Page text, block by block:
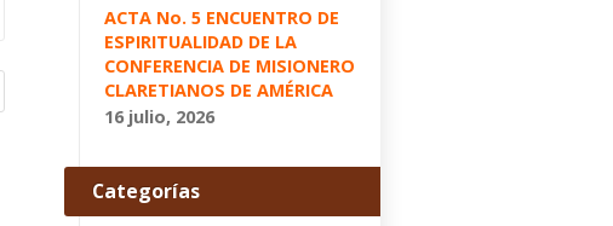
ACTA No. 5 ENCUENTRO DE
ESPIRITUALIDAD DE LA
CONFERENCIA DE MISIONERO
CLARETIANOS DE AMÉRICA
16 julio, 2026
Categorías